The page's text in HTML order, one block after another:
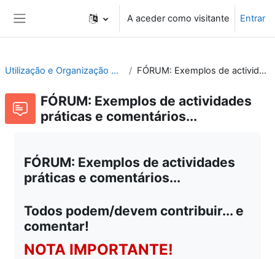
A aceder como visitante Entrar
Utilização e Organização de Laboratórios Escolares FÓRUM: Exemplos de actividades práticas e comentários...
FÓRUM: Exemplos de actividades
práticas e comentários...
FÓRUM: Exemplos de actividades
práticas e comentários...
Todos podem/devem contribuir... e
comentar!
NOTA IMPORTANTE!